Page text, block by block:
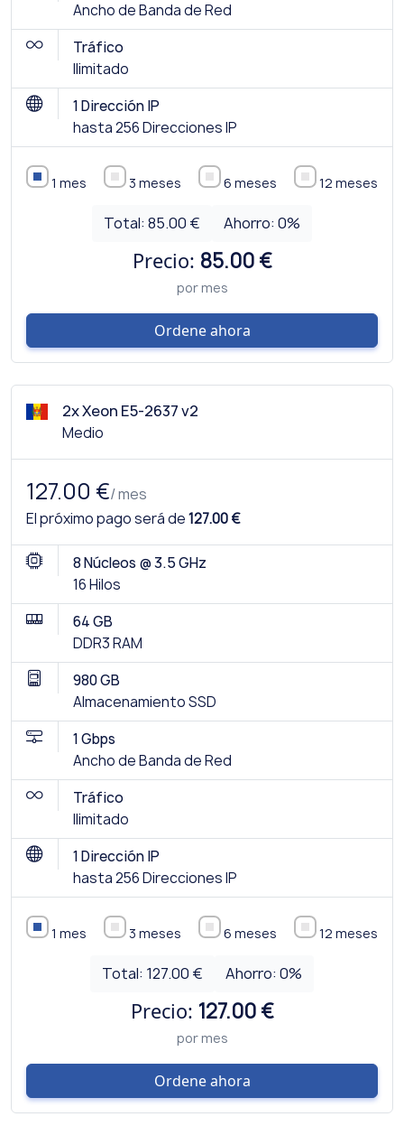
Ancho de Banda de Red
Tráfico
Ilimitado
1 Dirección IP
hasta 256 Direcciones IP
1 mes 3 meses 6 meses 12 meses
Total:85.00 € Ahorro: 0%
Precio: 85.00 €
por mes
Ordene ahora
2x Xeon E5-2637 v2
Medio
127.00 €/ mes
El próximo pago será de127.00 €
8 Núcleos @ 3.5 GHz
16 Hilos
64 GB
DDR3 RAM
980 GB
Almacenamiento SSD
1 Gbps
Ancho de Banda de Red
Tráfico
Ilimitado
1 Dirección IP
hasta 256 Direcciones IP
1 mes 3 meses 6 meses 12 meses
Total: 127.00 € Ahorro:0%
Precio: 127.00 €
por mes
Ordene ahora